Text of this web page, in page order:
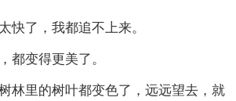
快了，我都追不上来。
都变得更美了。
林里的树叶都变色了，远远望去，就